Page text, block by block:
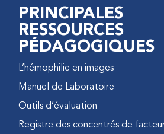
PRINCIPALES
RESSOURCES
PÉDAGOGIQUES
L’hémophilie en images
Manuel de Laboratoire
Outils d’évaluation
Registre des concentrés de